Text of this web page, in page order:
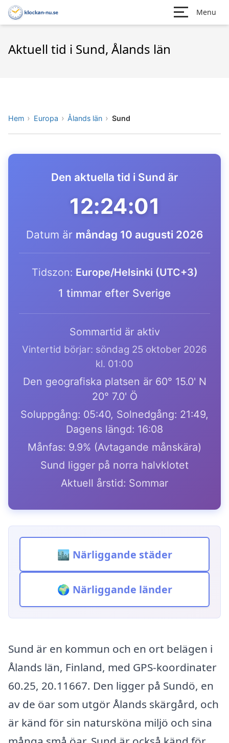
Menu
Aktuell tid i Sund, Ålands län
Hem Europa Ålands län Sund
Den aktuella tid i Sund är
12:24:01
Datum är måndag 10 augusti 2026
Tidszon: Europe/Helsinki (UTC+3)
1 timmar efter Sverige
Sommartid är aktiv
Vintertid börjar: söndag 25 oktober 2026
kl. 01:00
Den geografiska platsen är 60° 15.0' N
20° 7.0' Ö
Soluppgång: 05:40, Solnedgång: 21:49,
Dagens längd: 16:08
Månfas: 9.9% (Avtagande månskära)
Sund ligger på norra halvklotet
Aktuell årstid: Sommar
🏙️ Närliggande städer
🌍 Närliggande länder
Sund är en kommun och en ort belägen i
Ålands län, Finland, med GPS-koordinater
60.25, 20.11667. Den ligger på Sundö, en
av de öar som utgör Ålands skärgård, och
är känd för sin natursköna miljö och sina